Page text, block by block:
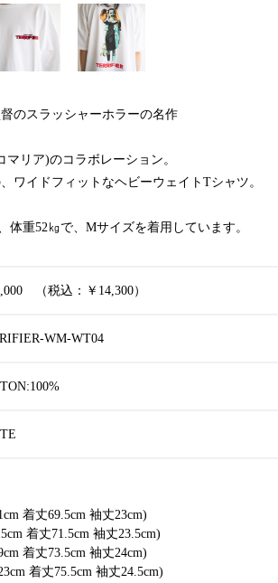
のスラッシャーホラーの名作
マリア)のコラボレーション。
ワイドフィットなヘビーウェイトTシャツ。
体重52㎏で、Mサイズを着用しています。
（税込：￥14,300）
WM-WT04
着丈69.5cm 袖丈23cm)
着丈71.5cm 袖丈23.5cm)
着丈73.5cm 袖丈24cm)
着丈75.5cm 袖丈24.5cm)